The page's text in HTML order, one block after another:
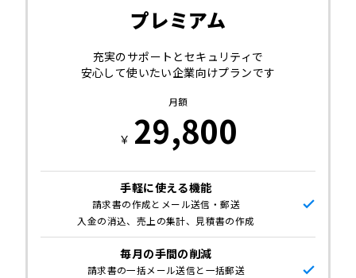
プレミアム
充実のサポートとセキュリティで
安心して使いたい企業向けプランです
月額
￥ 29,800
手軽に使える機能
請求書の作成とメール送信・郵送
入金の消込、売上の集計、見積書の作成
毎月の手間の削減
請求書の一括メール送信と一括郵送